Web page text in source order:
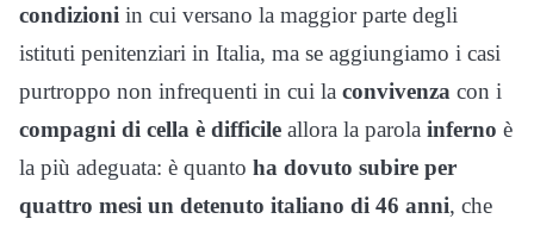
condizioni in cui versano la maggior parte degli
istituti penitenziari in Italia, ma se aggiungiamo i casi
purtroppo non infrequenti in cui la convivenza con i
compagni di cella è difficile allora la parola inferno è
la più adeguata: è quanto ha dovuto subire per
quattro mesi un detenuto italiano di 46 anni, che